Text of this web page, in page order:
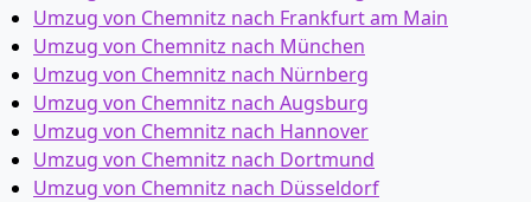
Umzug von Chemnitz nach Frankfurt am Main
Umzug von Chemnitz nach München
Umzug von Chemnitz nach Nürnberg
Umzug von Chemnitz nach Augsburg
Umzug von Chemnitz nach Hannover
Umzug von Chemnitz nach Dortmund
Umzug von Chemnitz nach Düsseldorf